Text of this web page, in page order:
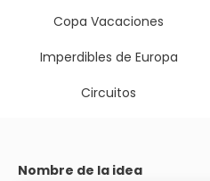
Copa Vacaciones
Imperdibles de Europa
Circuitos
Nombre de la idea